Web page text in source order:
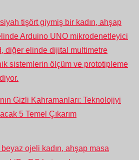
Gizli Kahramanları: Teknolojiyi
5 Temel Çıkarım